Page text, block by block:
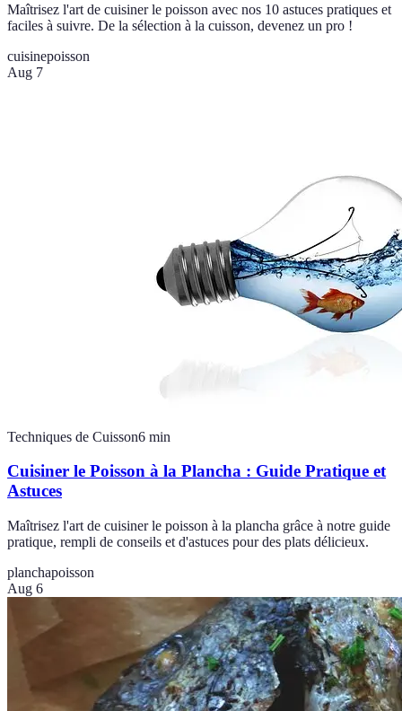
Maîtrisez l'art de cuisiner le poisson avec nos 10 astuces pratiques et
faciles à suivre. De la sélection à la cuisson, devenez un pro !
cuisinepoisson
Aug 7
Techniques de Cuisson6 min
Cuisiner le Poisson à la Plancha : Guide Pratique et
Astuces
Maîtrisez l'art de cuisiner le poisson à la plancha grâce à notre guide
pratique, rempli de conseils et d'astuces pour des plats délicieux.
planchapoisson
Aug 6